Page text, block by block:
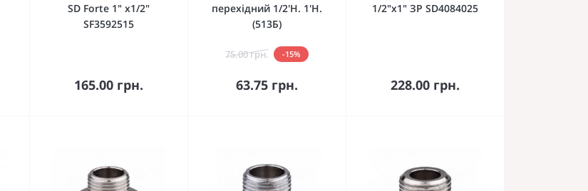
SD Forte 1" х1/2"
SF3592515
165.00 грн.
До кошика
перехідний 1/2'Н. 1'Н.
(513Б)
75.00 грн. -15%
63.75 грн.
До кошика
1/2"х1" ЗР SD4084025
228.00 грн.
До кошика